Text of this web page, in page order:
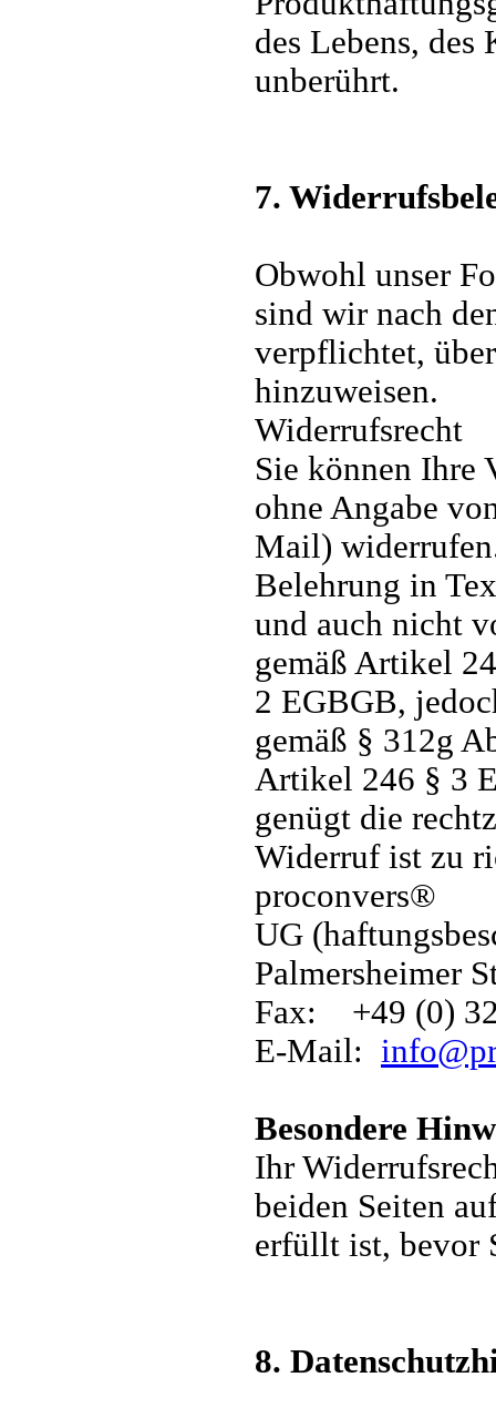
des Lebens,
unberührt.
7.
Obwohl unser
sind wir nach
verpflichtet,
hinzuweisen.
Widerrufsrecht
Sie können Ihre
ohne Angabe
Mail)
Belehrung in
und auch nicht
gemäß Artikel
2 EGBGB,
gemäß § 312g
Artikel 246 § 3
genügt die
Widerruf ist zu
proconvers®
UG
Palmersheimer
Fax: +49 (0)
E-Mail:
Besondere
Ihr
beiden Seiten
erfüllt ist, bevor
8.